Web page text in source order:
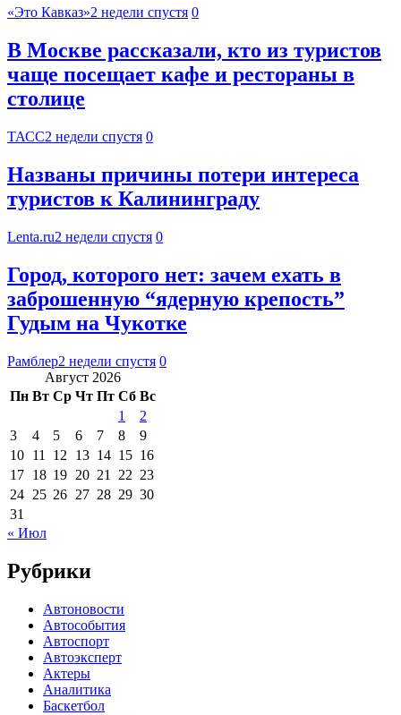
«Это Кавказ»2 недели спустя 0
В Москве рассказали, кто из туристов
чаще посещает кафе и рестораны в
столице
ТАСС2 недели спустя 0
Названы причины потери интереса
туристов к Калининграду
Lenta.ru2 недели спустя 0
Город, которого нет: зачем ехать в
заброшенную “ядерную крепость”
Гудым на Чукотке
Рамблер2 недели спустя 0
Август 2026
Пн Вт Ср Чт Пт Сб Вс
1
2
3
4 5 6 7 8
9
10 11 12 13 14 15 16
17 18 19 20 21 22 23
24 25 26 27 28 29 30
31
« Июл
Рубрики
Автоновости
Автособытия
Автоспорт
Автоэксперт
Актеры
Аналитика
Баскетбол